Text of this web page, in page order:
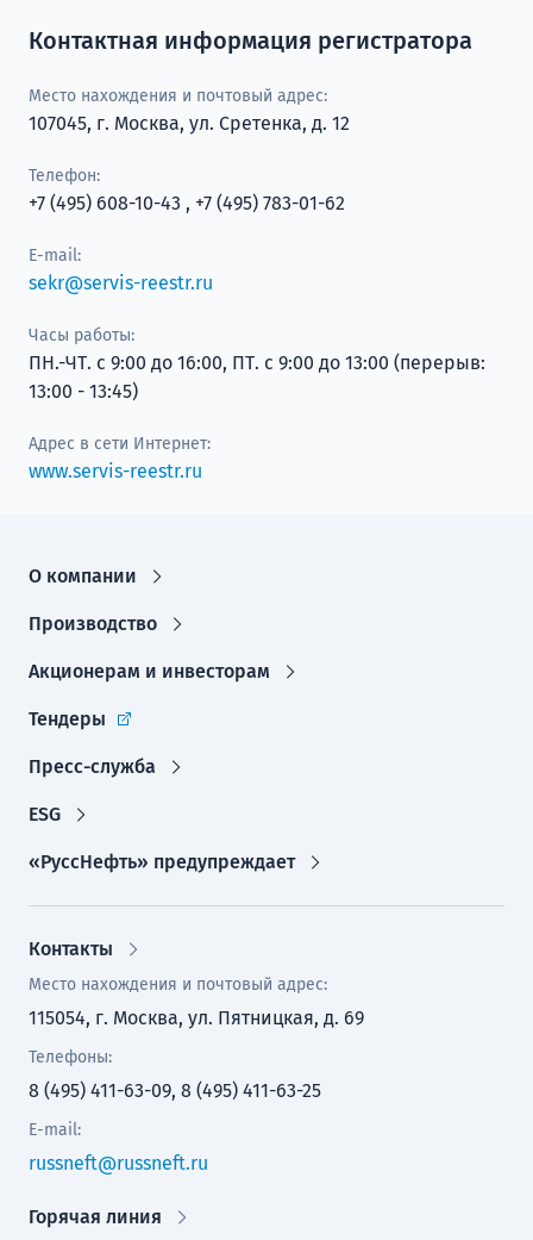
Контактная информация регистратора
Место нахождения и почтовый адрес:
107045, г. Москва, ул. Сретенка, д. 12
Телефон:
+7 (495) 608-10-43 , +7 (495) 783-01-62
E-mail:
sekr@servis-reestr.ru
Часы работы:
ПН.-ЧТ. с 9:00 до 16:00, ПТ. с 9:00 до 13:00 (перерыв:
13:00 - 13:45)
Адрес в сети Интернет:
www.servis-reestr.ru
О компании
Производство
Акционерам и инвесторам
Тендеры
Пресс-служба
ESG
«РуссНефть» предупреждает
Контакты
Место нахождения и почтовый адрес:
115054, г. Москва, ул. Пятницкая, д. 69
Телефоны:
8 (495) 411-63-09, 8 (495) 411-63-25
E-mail:
russneft@russneft.ru
Горячая линия